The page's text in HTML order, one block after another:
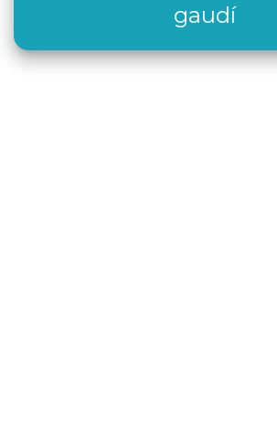
gaudí